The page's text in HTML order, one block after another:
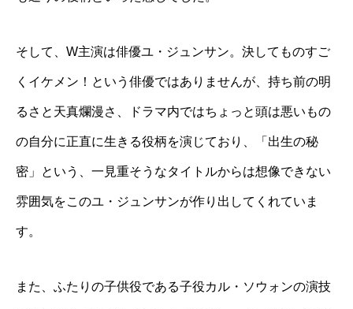
そして、W主演は俳優ユ・ジュンサン。決してものすご
くイケメン！という俳優ではありませんが、持ち前の明
るさと天真爛漫さ、ドラマ内ではちょっと頭は悪いもの
の自分に正直に生きる役柄を演じており、「出生の秘
密」という、一見重そうなタイトルからは想像できない
雰囲気をこのユ・ジュンサンが作り出してくれていま
す。
また、ふたりの子供役である子役カル・ソウォンの演技